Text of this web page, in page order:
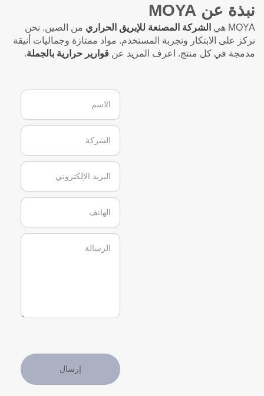
نبذة عن MOYA
MOYA هي الشركة المصنعة للإبريق الحراري من الصين. نحن
نركز على الابتكار وتجربة المستخدم. مواد ممتازة وجماليات أنيقة
مدمجة في كل منتج. اعرف المزيد عن قوارير حرارية بالجملة.
إرسال